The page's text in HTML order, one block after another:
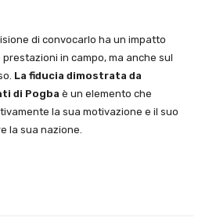
di convocarlo ha un impatto
in campo, ma anche sul
La fiducia dimostrata da
di Pogba è un elemento che
la sua motivazione e il suo
la sua nazione.